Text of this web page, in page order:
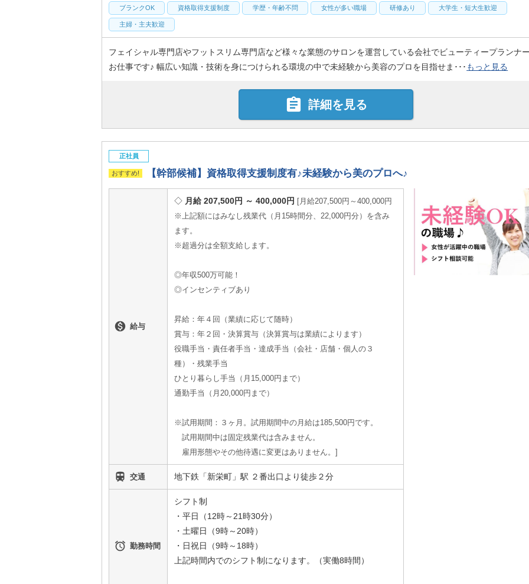
ブランクOK 資格取得支援制度 学歴・年齢不問 女性が多い職場 研修あり 大学生・短大生歓迎
主婦・主夫歓迎
フェイシャル専門店やフットスリム専門店など様々な業態のサロンを運営している会社でビューティープランナ
お仕事です♪ 幅広い知識・技術を身につけられる環境の中で未経験から美容のプロを目指せま･･･ もっと見る
 詳細を見る
正社員
【幹部候補】資格取得支援制度有♪未経験から美のプロへ♪
 給与
月給 207,500円 ～ 400,000円
月給207,500円～400,000円
※上記額にはみなし残業代（月15時間分、22,000円分）を含み
ます。
※超過分は全額支給します。
◎年収500万可能！
◎インセンティブあり
昇給：年４回（業績に応じて随時）
賞与：年２回・決算賞与（決算賞与は業績によります）
役職手当・責任者手当・達成手当（会社・店舗・個人の３
種）・残業手当
ひとり暮らし手当（月15,000円まで）
通勤手当（月20,000円まで）
※試用期間：３ヶ月。試用期間中の月給は185,500円です。
試用期間中は固定残業代は含みません。
雇用形態やその他待遇に変更はありません。
 交通 地下鉄「新栄町」駅 ２番出口より徒歩２分
 勤務時間
シフト制
・平日（12時～21時30分）
・土曜日（9時～20時）
・日祝日（9時～18時）
上記時間内でのシフト制になります。（実働8時間）